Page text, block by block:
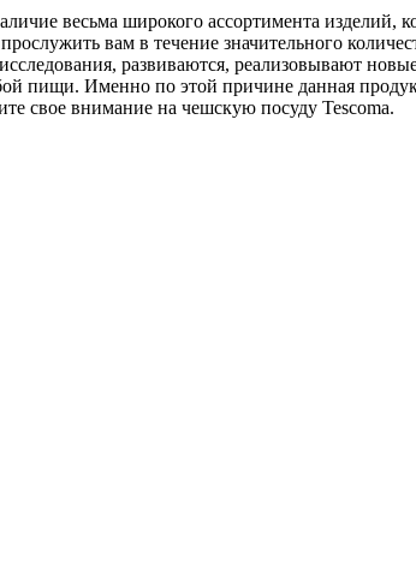
весьма широкого ассортимента
вам в течение значительного
развиваются, реализовывают
пищи. Именно по этой причине данная
свое внимание на чешскую посуду Tescoma.